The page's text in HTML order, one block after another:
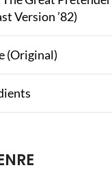
Version ’82)
(Original)